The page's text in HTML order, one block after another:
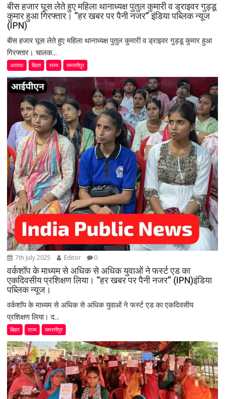
बीस हजार घूस लेते हुए महिला थानाध्यक्ष पुतुल कुमारी व ड्राइवर गुड्डू
कुमार हुआ गिरफ्तार। “हर खबर पर पैनी नजर” इंडिया पब्लिक न्यूज
(IPN)
बीस हजार घूस लेते हुए महिला थानाध्यक्ष पुतुल कुमारी व ड्राइवर गुड्डू कुमार हुआ
गिरफ्तार। चालक...
अपराध बिहार राज्य समस्तीपुर
7th July 2025 Editor 0
वर्कशॉप के माध्यम से अधिक से अधिक युवाओं ने फर्स्ट एड का
एकदिवसीय प्रशिक्षण लिया। “हर खबर पर पैनी नजर” (IPN)इंडिया
पब्लिक न्यूज।
वर्कशॉप के माध्यम से अधिक से अधिक युवाओं ने फर्स्ट एड का एकदिवसीय
प्रशिक्षण लिया। द...
बिहार राज्य समस्तीपुर